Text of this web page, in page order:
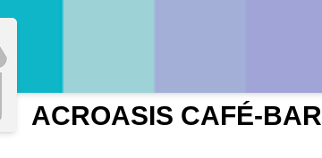
ACROASIS CAFÉ-BAR